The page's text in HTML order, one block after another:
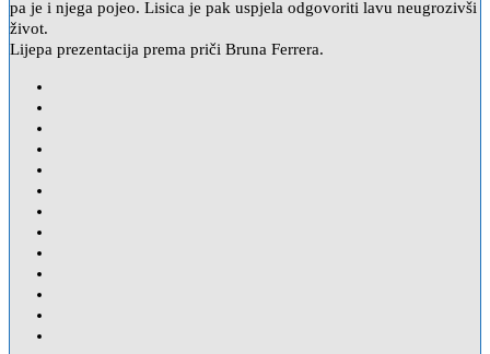
pa je i njega pojeo. Lisica je pak uspjela odgovoriti lavu neugrozivši
život.
Lijepa prezentacija prema priči Bruna Ferrera.